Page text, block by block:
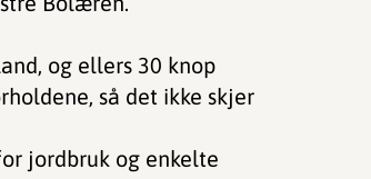
og ellers 30 knop
så det ikke skjer
jordbruk og enkelte